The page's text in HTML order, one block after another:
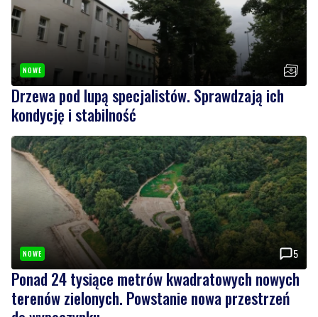
NOWE
Drzewa pod lupą specjalistów. Sprawdzają ich
kondycję i stabilność
NOWE 5
Ponad 24 tysiące metrów kwadratowych nowych
terenów zielonych. Powstanie nowa przestrzeń